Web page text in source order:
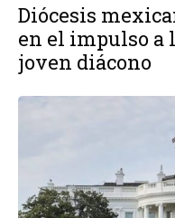
Diócesis
en el impulso a
joven diácono